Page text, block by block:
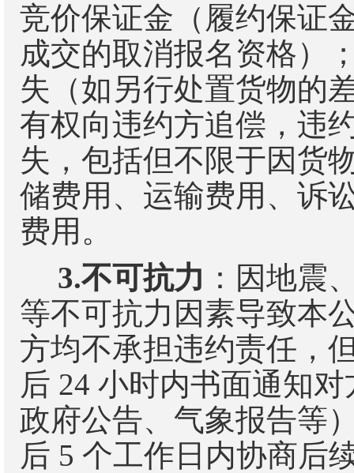
竞价保证金（履约保证
成交的取消报名资格）
失（如另行处置货物的
有权向违约方追偿，违
失，包括但不限于因货
储费用、运输费用、诉
费用。
3.不可抗力 ：因地震
等不可抗力因素导致本
方均不承担违约责任，
后 24 小时内书面通知
政府公告、气象报告等
后 5 个工作日内协商后